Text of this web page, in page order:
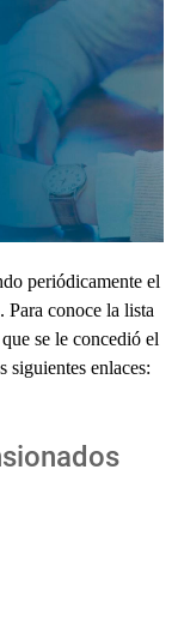
periódicamente el
Para conoce la lista
se le concedió el
siguientes enlaces: